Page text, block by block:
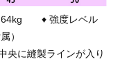
64kg ♦ 強度レベル
）
に縫製ラインが入り